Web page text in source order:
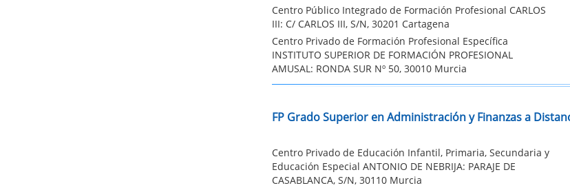
Centro Público Integrado de Formación Profesional CARLOS
III: C/ CARLOS III, S/N, 30201 Cartagena
Centro Privado de Formación Profesional Específica
INSTITUTO SUPERIOR DE FORMACIÓN PROFESIONAL
AMUSAL: RONDA SUR Nº 50, 30010 Murcia
FP Grado Superior en Administración y Finanzas a
Centro Privado de Educación Infantil, Primaria, Secundaria y
Educación Especial ANTONIO DE NEBRIJA: PARAJE DE
CASABLANCA, S/N, 30110 Murcia